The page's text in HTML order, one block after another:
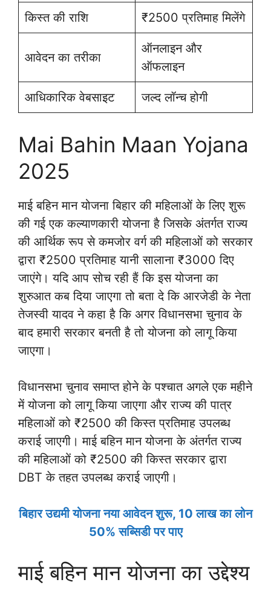
किस्त की राशि ₹2500 प्रतिमाह मिलेंगे
आवेदन का तरीका
ऑनलाइन और
ऑफलाइन
आधिकारिक वेबसाइट जल्द लॉन्च होगी
Mai Bahin Maan Yojana
2025
माई बहिन मान योजना बिहार की महिलाओं के लिए शुरू
की गई एक कल्याणकारी योजना है जिसके अंतर्गत राज्य
की आर्थिक रूप से कमजोर वर्ग की महिलाओं को सरकार
द्वारा ₹2500 प्रतिमाह यानी सालाना ₹3000 दिए
जाएंगे। यदि आप सोच रही हैं कि इस योजना का
शुरुआत कब दिया जाएगा तो बता दे कि आरजेडी के नेता
तेजस्वी यादव ने कहा है कि अगर विधानसभा चुनाव के
बाद हमारी सरकार बनती है तो योजना को लागू किया
जाएगा।
विधानसभा चुनाव समाप्त होने के पश्चात अगले एक महीने
में योजना को लागू किया जाएगा और राज्य की पात्र
महिलाओं को ₹2500 की किस्त प्रतिमाह उपलब्ध
कराई जाएगी। माई बहिन मान योजना के अंतर्गत राज्य
की महिलाओं को ₹2500 की किस्त सरकार द्वारा
DBT के तहत उपलब्ध कराई जाएगी।
बिहार उद्यमी योजना नया आवेदन शुरू, 10 लाख का लोन
50% सब्सिडी पर पाए
माई बहिन मान योजना का उद्देश्य